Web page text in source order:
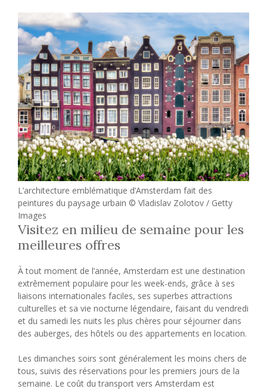
L’architecture emblématique d’Amsterdam fait des
peintures du paysage urbain © Vladislav Zolotov / Getty
Images
Visitez en milieu de semaine pour les
meilleures offres
À tout moment de l’année, Amsterdam est une destination
extrêmement populaire pour les week-ends, grâce à ses
liaisons internationales faciles, ses superbes attractions
culturelles et sa vie nocturne légendaire, faisant du vendredi
et du samedi les nuits les plus chères pour séjourner dans
des auberges, des hôtels ou des appartements en location.
Les dimanches soirs sont généralement les moins chers de
tous, suivis des réservations pour les premiers jours de la
semaine. Le coût du transport vers Amsterdam est